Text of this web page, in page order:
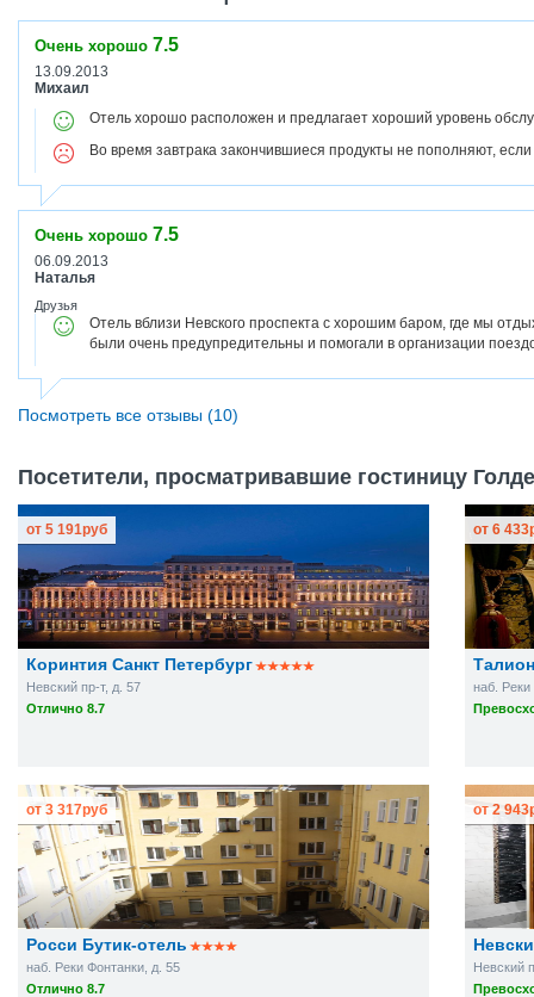
Очень хорошо 7.5
13.09.2013
Михаил
Отель хорошо расположен и предлагает хороший уровень
Во время завтрака закончившиеся продукты не пополняют,
Очень хорошо 7.5
06.09.2013
Наталья
Друзья
Отель вблизи Невского проспекта с хорошим баром, где мы
были очень предупредительны и помогали в организации
Посмотреть все отзывы (10)
Посетители, просматривавшие гостиницу
Коринтия Санкт Петербург
Невский пр-т, д. 57
Отлично 8.7
от 5 191руб
наб.
от 6 433
Росси Бутик-отель
наб. Реки Фонтанки, д. 55
Отлично 8.7
от 3 317руб
Невский
от 2 943